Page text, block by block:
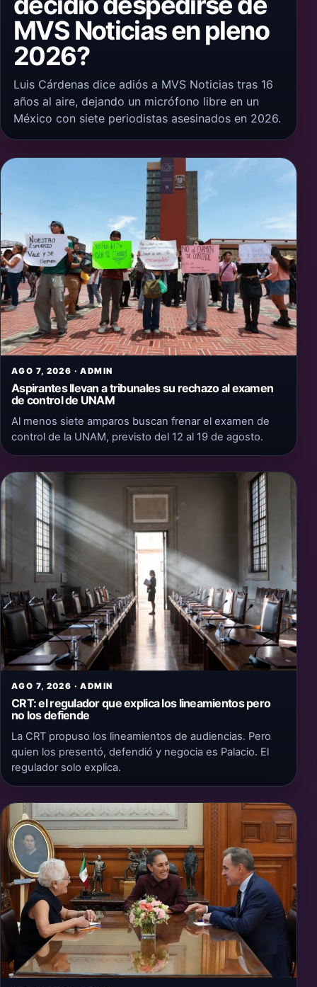
MVS Noticias en pleno
2026?
Luis Cárdenas dice adiós a MVS Noticias tras 16
años al aire, dejando un micrófono libre en un
México con siete periodistas asesinados en 2026.
AGO 7, 2026 · ADMIN
Aspirantes llevan a tribunales su rechazo al examen
de control de UNAM
Al menos siete amparos buscan frenar el examen de
control de la UNAM, previsto del 12 al 19 de agosto.
AGO 7, 2026 · ADMIN
CRT: el regulador que explica los lineamientos pero
no los defiende
La CRT propuso los lineamientos de audiencias. Pero
quien los presentó, defendió y negocia es Palacio. El
regulador solo explica.